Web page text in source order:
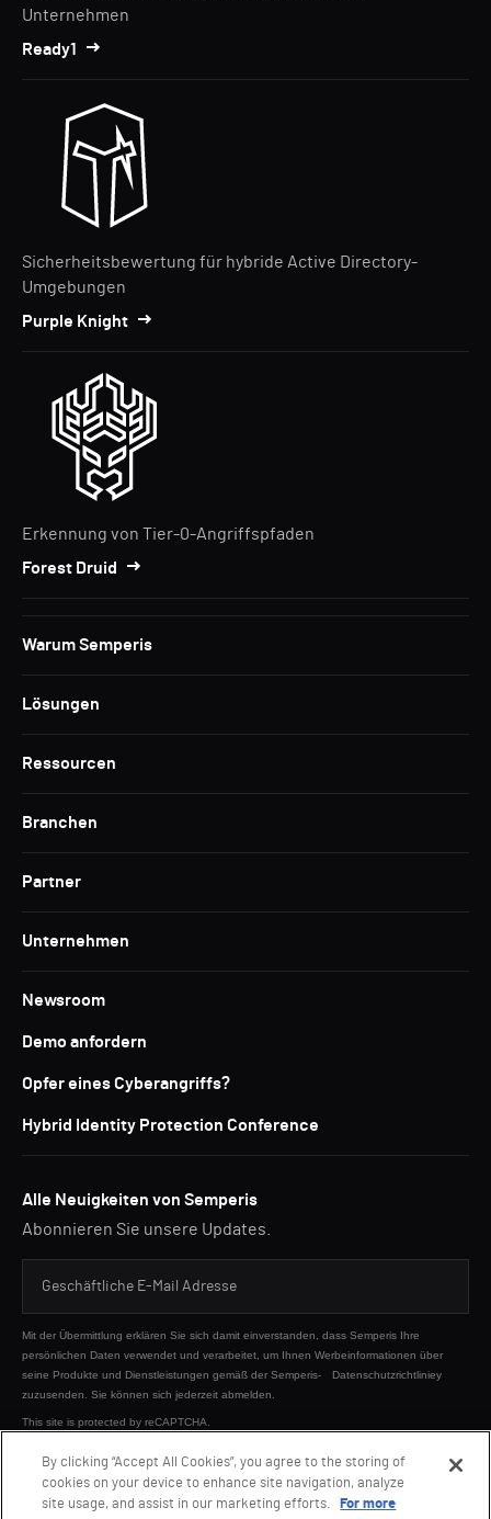
Unternehmen
Ready1
Sicherheitsbewertung für hybride Active Directory-
Umgebungen
Purple Knight
Erkennung von Tier-0-Angriffspfaden
Forest Druid
Warum Semperis
Lösungen
Ressourcen
Branchen
Partner
Unternehmen
Newsroom
Demo anfordern
Opfer eines Cyberangriffs?
Hybrid Identity Protection Conference
Alle Neuigkeiten von Semperis
Abonnieren Sie unsere Updates.
Mit der Übermittlung erklären Sie sich damit einverstanden, dass Semperis Ihre
persönlichen Daten verwendet und verarbeitet, um Ihnen Werbeinformationen über
seine Produkte und Dienstleistungen gemäß der Semperis-
Datenschutzrichtliniey
zuzusenden. Sie können sich jederzeit abmelden.
This site is protected by reCAPTCHA.
SENDEN
By clicking “Accept All Cookies”, you agree to the storing of
cookies on your device to enhance site navigation, analyze
site usage, and assist in our marketing efforts.
For more